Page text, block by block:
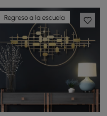
Regreso a la escuela